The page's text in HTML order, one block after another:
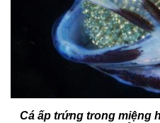
Cá ấp trứng trong miệng